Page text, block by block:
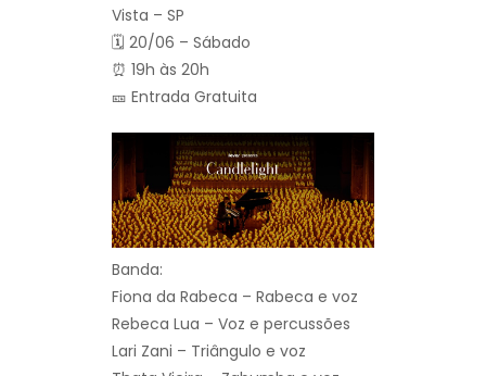
Vista – SP
🗓️ 20/06 – Sábado
⏰ 19h às 20h
🎫 Entrada Gratuita
Banda:
Fiona da Rabeca – Rabeca e voz
Rebeca Lua – Voz e percussões
Lari Zani – Triângulo e voz